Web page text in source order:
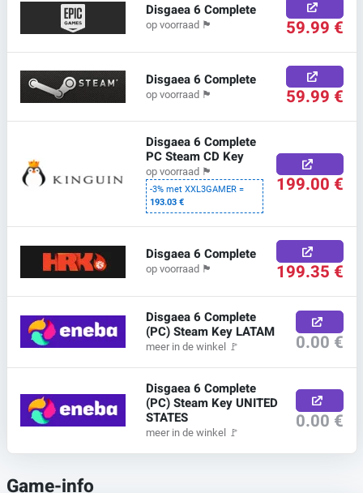
Disgaea 6 Complete
op voorraad 🏴 59.99 €
Disgaea 6 Complete
op voorraad 🏴 59.99 €
Disgaea 6 Complete
PC Steam CD Key
op voorraad 🏴
-3% met XXL3GAMER =
193.03 €
199.00 €
Disgaea 6 Complete
op voorraad 🏴 199.35 €
Disgaea 6 Complete
(PC) Steam Key LATAM
meer in de winkel 🚩 0.00 €
Disgaea 6 Complete
(PC) Steam Key UNITED
STATES
meer in de winkel 🚩 0.00 €
Game-info